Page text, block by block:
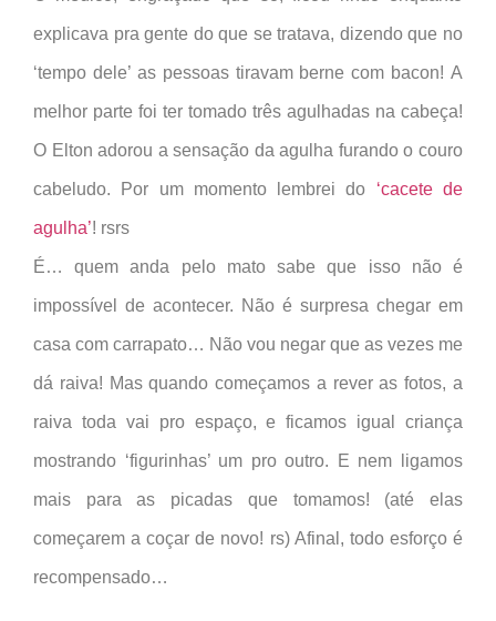
explicava pra gente do que se tratava, dizendo que no
‘tempo dele’ as pessoas tiravam berne com bacon! A
melhor parte foi ter tomado três agulhadas na cabeça!
O Elton adorou a sensação da agulha furando o couro
cabeludo. Por um momento lembrei do ‘cacete de
agulha’! rsrs
É… quem anda pelo mato sabe que isso não é
impossível de acontecer. Não é surpresa chegar em
casa com carrapato… Não vou negar que as vezes me
dá raiva! Mas quando começamos a rever as fotos, a
raiva toda vai pro espaço, e ficamos igual criança
mostrando ‘figurinhas’ um pro outro. E nem ligamos
mais para as picadas que tomamos! (até elas
começarem a coçar de novo! rs) Afinal, todo esforço é
recompensado…